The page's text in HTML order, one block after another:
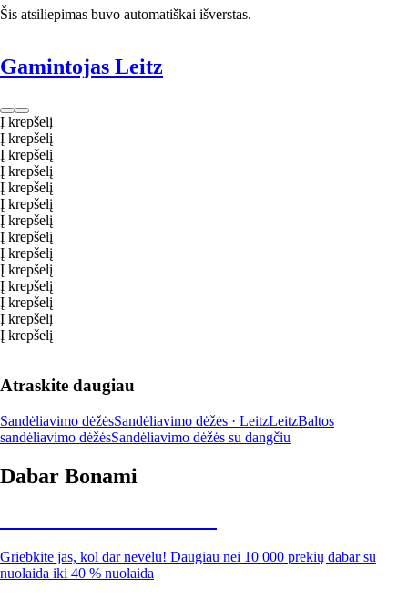
Šis atsiliepimas buvo automatiškai išverstas.
Gamintojas Leitz
Į krepšelį
Į krepšelį
Į krepšelį
Į krepšelį
Į krepšelį
Į krepšelį
Į krepšelį
Į krepšelį
Į krepšelį
Į krepšelį
Į krepšelį
Į krepšelį
Į krepšelį
Į krepšelį
Atraskite daugiau
Sandėliavimo dėžėsSandėliavimo dėžės · LeitzLeitzBaltos
sandėliavimo dėžėsSandėliavimo dėžės su dangčiu
Dabar Bonami
Griebkite jas, kol dar nevėlu! Daugiau nei 10 000 prekių dabar su
nuolaida iki 40 % nuolaida